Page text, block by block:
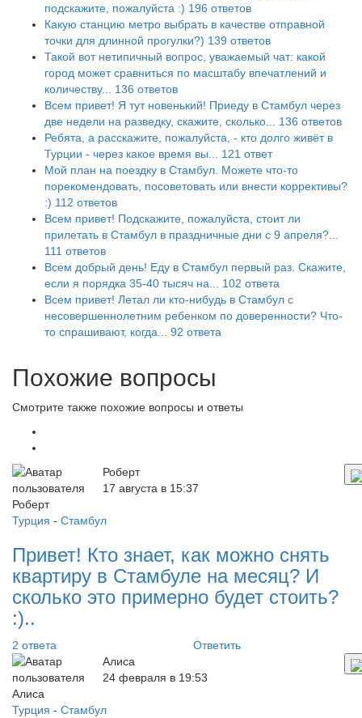
подскажите, пожалуйста :) 196 ответов
Какую станцию метро выбрать в качестве отправной
точки для длинной прогулки?) 139 ответов
Такой вот нетипичный вопрос, уважаемый чат: какой
город может сравниться по масштабу впечатлений и
количеству... 136 ответов
Всем привет! Я тут новенький! Приеду в Стамбул через
две недели на разведку, скажите, сколько... 136 ответов
Ребята, а расскажите, пожалуйста, - кто долго живёт в
Турции - через какое время вы... 121 ответ
Мой план на поездку в Стамбул. Можете что-то
порекомендовать, посоветовать или внести коррективы?
:) 112 ответов
Всем привет! Подскажите, пожалуйста, стоит ли
прилетать в Стамбул в праздничные дни с 9 апреля?...
111 ответов
Всем добрый день! Еду в Стамбул первый раз. Скажите,
если я порядка 35-40 тысяч на... 102 ответа
Всем привет! Летал ли кто-нибудь в Стамбул с
несовершеннолетним ребенком по доверенности? Что-
то спрашивают, когда... 92 ответа
Похожие вопросы
Смотрите также похожие вопросы и ответы
Роберт
17 августа в 15:37
Турция - Стамбул
Привет! Кто знает, как можно снять
квартиру в Стамбуле на месяц? И
сколько это примерно будет стоить?
:)..
2 ответа
Ответить
Алиса
24 февраля в 19:53
Турция - Стамбул